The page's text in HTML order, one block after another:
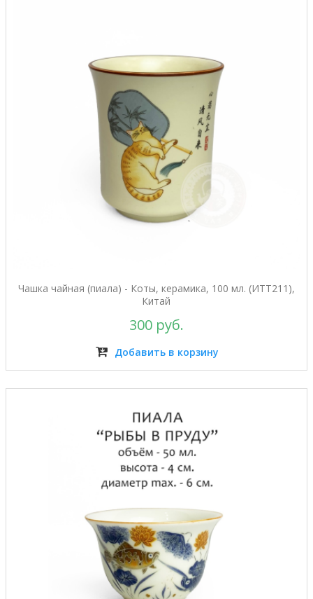
Чашка чайная (пиала) - Коты, керамика, 100 мл. (ИТТ211),
Китай
300 руб.
Добавить в корзину